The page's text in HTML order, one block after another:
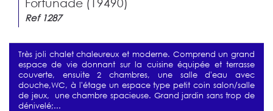
Ref 1287
Très joli chalet chaleureux et moderne. Comprend un grand
espace de vie donnant sur la cuisine équipée et terrasse
couverte, ensuite 2 chambres, une salle d'eau avec
douche,WC, à l'étage un espace type petit coin salon/salle
de jeux, une chambre spacieuse. Grand jardin sans trop de
dénivelé;...